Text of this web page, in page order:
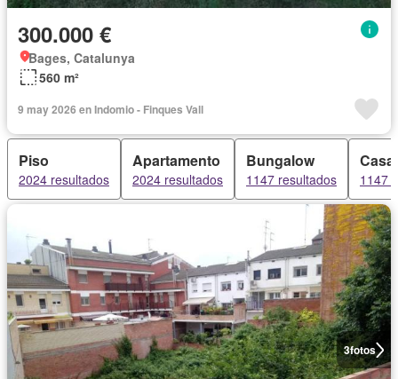
300.000 €
Bages, Catalunya
560 m²
9 may 2026 en Indomio - Finques Vall
Piso
2024 resultados
Apartamento
2024 resultados
Bungalow
1147 resultados
Casa
1147
3fotos